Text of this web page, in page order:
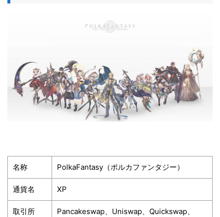
名称 PolkaFantasy（ポルカファンタジー）
通貨名 XP
取引所
Pancakeswap、Uniswap、Quickswap、